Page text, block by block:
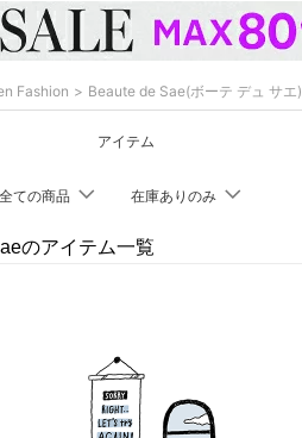
Fashion Beaute de Sae(ボーテ デュ サエ)
アイテム
全ての商品 在庫ありのみ
のアイテム一覧